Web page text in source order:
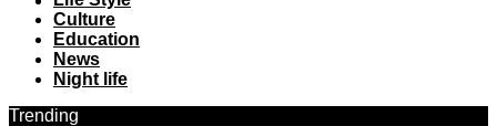
Culture
Education
News
Night life
Trending